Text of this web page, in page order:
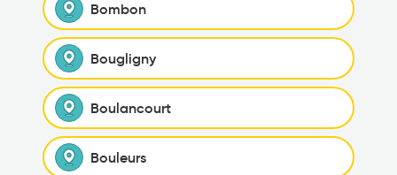
Bombon
Bougligny
Boulancourt
Bouleurs